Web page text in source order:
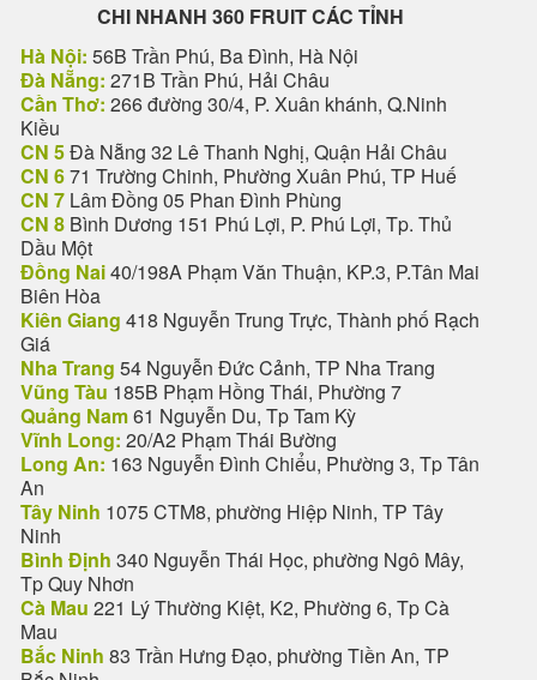
CHI NHANH 360 FRUIT CÁC TỈNH
Hà Nội: 56B Trần Phú, Ba Đình, Hà Nội
Đà Nẵng: 271B Trần Phú, Hải Châu
Cần Thơ: 266 đường 30/4, P. Xuân khánh, Q.Ninh
Kiều
CN 5Đà Nẵng 32 Lê Thanh Nghị, Quận Hải Châu
CN 671 Trường Chinh, Phường Xuân Phú, TP Huế
CN 7 Lâm Đồng 05 Phan Đình Phùng
CN 8 Bình Dương 151 Phú Lợi, P. Phú Lợi, Tp. Thủ
Dầu Một
Đồng Nai40/198A Phạm Văn Thuận, KP.3, P.Tân Mai
Biên Hòa
Kiên Giang 418 Nguyễn Trung Trực, Thành phố Rạch
Giá
Nha Trang 54 Nguyễn Đức Cảnh, TP Nha Trang
Vũng Tàu 185B Phạm Hồng Thái, Phường 7
Quảng Nam61 Nguyễn Du, Tp Tam Kỳ
Vĩnh Long: 20/A2 Phạm Thái Bường
Long An: 163 Nguyễn Đình Chiểu, Phường 3, Tp Tân
An
Tây Ninh 1075 CTM8, phường Hiệp Ninh, TP Tây
Ninh
Bình Định 340 Nguyễn Thái Học, phường Ngô Mây,
Tp Quy Nhơn
Cà Mau 221 Lý Thường Kiệt, K2, Phường 6, Tp Cà
Mau
Bắc Ninh 83 Trần Hưng Đạo, phường Tiền An, TP